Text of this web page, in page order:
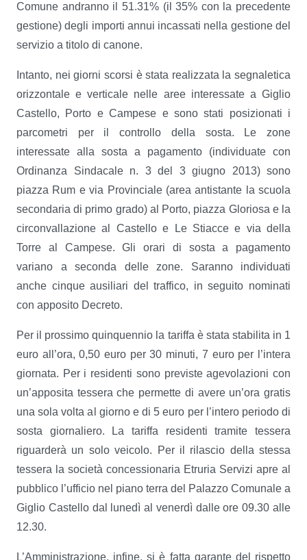
Comune andranno il 51.31% (il 35% con la precedente
gestione) degli importi annui incassati nella gestione del
servizio a titolo di canone.
Intanto, nei giorni scorsi è stata realizzata la segnaletica
orizzontale e verticale nelle aree interessate a Giglio
Castello, Porto e Campese e sono stati posizionati i
parcometri per il controllo della sosta. Le zone
interessate alla sosta a pagamento (individuate con
Ordinanza Sindacale n. 3 del 3 giugno 2013) sono
piazza Rum e via Provinciale (area antistante la scuola
secondaria di primo grado) al Porto, piazza Gloriosa e la
circonvallazione al Castello e Le Stiacce e via della
Torre al Campese. Gli orari di sosta a pagamento
variano a seconda delle zone. Saranno individuati
anche cinque ausiliari del traffico, in seguito nominati
con apposito Decreto.
Per il prossimo quinquennio la tariffa è stata stabilita in 1
euro all’ora, 0,50 euro per 30 minuti, 7 euro per l’intera
giornata. Per i residenti sono previste agevolazioni con
un’apposita tessera che permette di avere un’ora gratis
una sola volta al giorno e di 5 euro per l’intero periodo di
sosta giornaliero. La tariffa residenti tramite tessera
riguarderà un solo veicolo. Per il rilascio della stessa
tessera la società concessionaria Etruria Servizi apre al
pubblico l’ufficio nel piano terra del Palazzo Comunale a
Giglio Castello dal lunedì al venerdì dalle ore 09.30 alle
12.30.
L’Amministrazione, infine, si è fatta garante del rispetto